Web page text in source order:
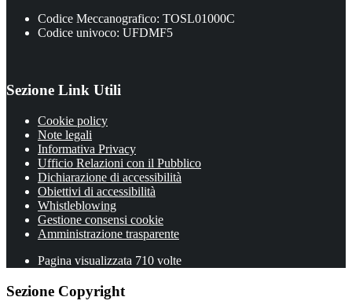
Codice Meccanografico: TOSL01000C
Codice univoco: UFDMF5
Sezione Link Utili
Cookie policy
Note legali
Informativa Privacy
Ufficio Relazioni con il Pubblico
Dichiarazione di accessibilità
Obiettivi di accessibilità
Whistleblowing
Gestione consensi cookie
Amministrazione trasparente
Pagina visualizzata 710 volte
Sezione Copyright